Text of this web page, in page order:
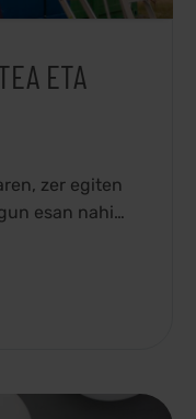
ETA
zer egiten
esan nahi